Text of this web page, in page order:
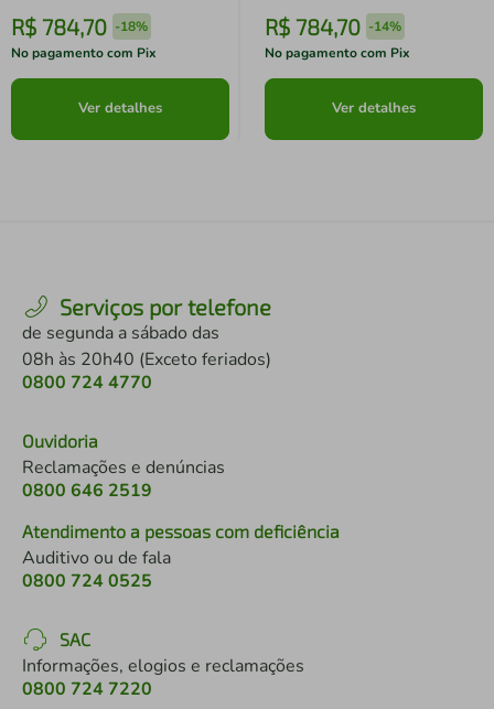
R$ 784,70 -18%
No pagamento com Pix
Ver detalhes
R$ 784,70 -14%
No pagamento com Pix
Ver detalhes
Serviços por telefone
de segunda a sábado das
08h às 20h40 (Exceto feriados)
0800 724 4770
Ouvidoria
Reclamações e denúncias
0800 646 2519
Atendimento a pessoas com deficiência
Auditivo ou de fala
0800 724 0525
SAC
Informações, elogios e reclamações
0800 724 7220